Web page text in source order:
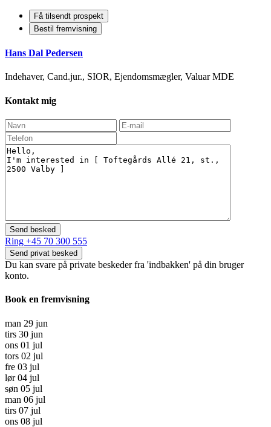
Få tilsendt prospekt
Bestil fremvisning
Hans Dal Pedersen
Indehaver, Cand.jur., SIOR, Ejendomsmægler, Valuar MDE
Kontakt mig
Ring +45 70 300 555
Du kan svare på private beskeder fra 'indbakken' på din bruger
konto.
Book en fremvisning
man 29 jun
tirs 30 jun
ons 01 jul
tors 02 jul
fre 03 jul
lør 04 jul
søn 05 jul
man 06 jul
tirs 07 jul
ons 08 jul